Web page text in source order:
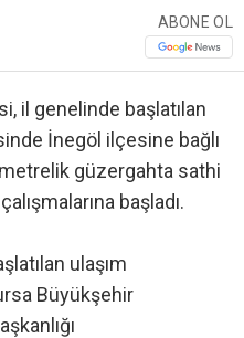
ABONE OL
il genelinde başlatılan
İnegöl ilçesine bağlı
güzergahta sathi
başladı.
ulaşım
Büyükşehir